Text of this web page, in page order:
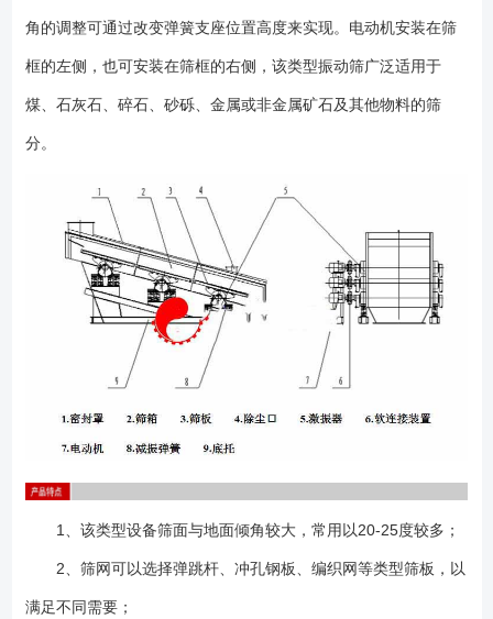
切勿碰撞； 2、安装前应检查各部件的紧固连接螺栓孔是否相符；
3、安装时不得随意拆卸零部件； 4、安装后激振器应保证横向水
6、调整激振力大小，可满足各种振动设备不同的物料需要； 7、激振
力的调整： （1）卸下风罩，旋松配重块紧固螺栓； （2）同相
量； （3）旋紧螺栓，装回风罩； 1、激振器安装调试完毕，运行
2-7小时，检查各部件是否正常，并对各部位螺栓再紧固； 2、正常使
用时的轴承温度应控制在95度以下，定期检查轴承腔内油量，并按要求及
时补充，以保证润滑脂为轴承容腔的2/3为宜。建议使用二硫化钼复合锂基
脂润滑脂，*好每周检查一次； 3、每半年应维护保养一次，清楚机体
表面积尘、污垢，清洗轴承，检查油封等易损件是否损坏，并及时更
换； 4、每年大修一次，检查轴承磨损情况，并更换腔润滑油。
角的调整可通过改变弹簧支座位置高度来实现。电动机安装在筛
框的左侧，也可安装在筛框的右侧，该类型振动筛广泛适用于
煤、石灰石、碎石、砂砾、金属或非金属矿石及其他物料的筛
分。
1、该类型设备筛面与地面倾角较大，常用以20-25度较多；
2、筛网可以选择弹跳杆、冲孔钢板、编织网等类型筛板，以
满足不同需要；